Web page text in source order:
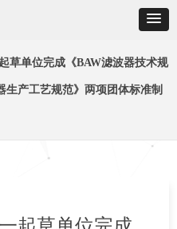
草单位完成《BAW滤波器技术规
产工艺规范》两项团体标准制